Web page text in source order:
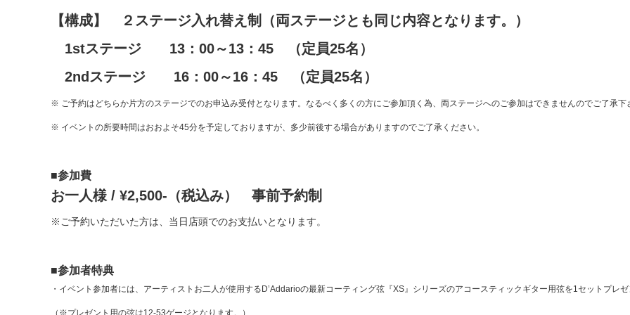
【構成】 ２ステージ入れ替え制（両ステージとも同じ内容となります。）
1stステージ 13：00～13：45 （定員25名）
2ndステージ 16：00～16：45 （定員25名）
※ ご予約はどちらか片方のステージでのお申込み受付となります。なるべく多くの方にご参加頂く為、両ステージへのご参加はできませんのでご了承下
※ イベントの所要時間はおおよそ45分を予定しておりますが、多少前後する場合がありますのでご了承ください。
■参加費
お一人様 / ¥2,500-（税込み） 事前予約制
※ご予約いただいた方は、当日店頭でのお支払いとなります。
■参加者特典
・イベント参加者には、アーティストお二人が使用するD’Addarioの最新コーティング弦『XS』シリーズのアコースティックギター用弦を1セットプレゼ
（※プレゼント用の弦は12-53ゲージとなります。）